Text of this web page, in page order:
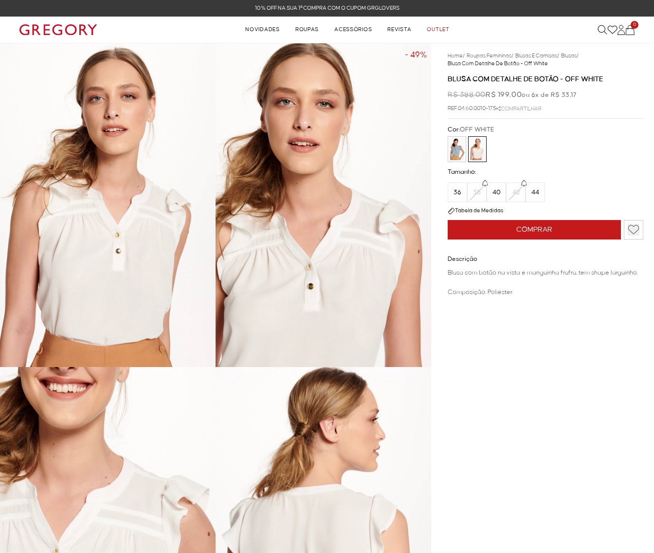
FRETE GRÁTIS NAS COMPRAS ACIMA DE R$ 899
NOVIDADES ROUPAS ACESSÓRIOS REVISTA OUTLET
0
- 49% Home/ Roupas Femininas/ Blusas E Camisas/ Blusas/
Blusa Com Detalhe De Botão - Off White
BLUSA COM DETALHE DE BOTÃO - OFF WHITE
R$ 388,00R$ 199,00ou 6x de R$ 33,17
REF.04.60.0010-175 COMPARTILHAR
COMPRAR
Cor:OFF WHITE
Tamanho:
36 38 40 42 44
Tabela de Medidas
Descrição
Blusa com botão na vista e manguinha frufru, tem shape larguinho.
Composição: Poliéster.